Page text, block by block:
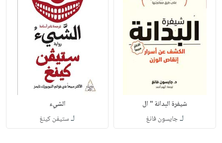
شيفرة البدانة " ال
لـجايسون فانغ
الشيء
لـستيفن كينغ